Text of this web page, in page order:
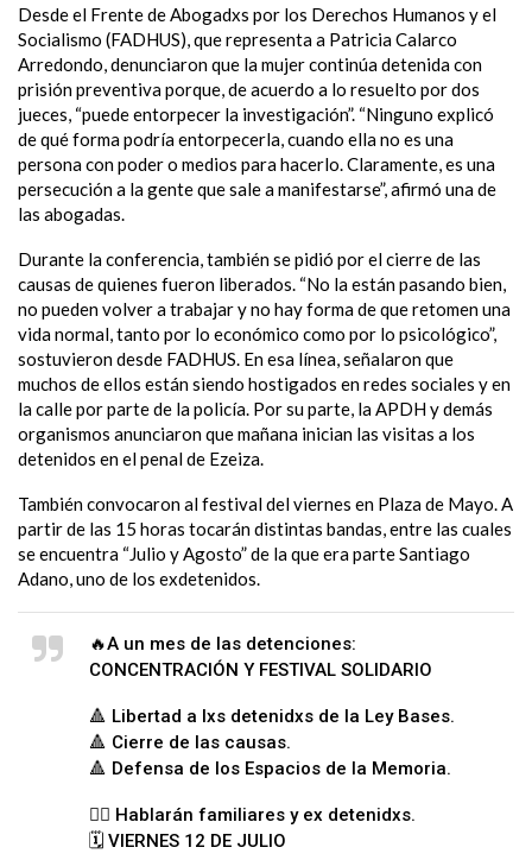
Desde el Frente de Abogadxs por los Derechos Humanos y el
Socialismo (FADHUS), que representa a Patricia Calarco
Arredondo, denunciaron que la mujer continúa detenida con
prisión preventiva porque, de acuerdo a lo resuelto por dos
jueces, “puede entorpecer la investigación”. “Ninguno explicó
de qué forma podría entorpecerla, cuando ella no es una
persona con poder o medios para hacerlo. Claramente, es una
persecución a la gente que sale a manifestarse”, afirmó una de
las abogadas.
Durante la conferencia, también se pidió por el cierre de las
causas de quienes fueron liberados. “No la están pasando bien,
no pueden volver a trabajar y no hay forma de que retomen una
vida normal, tanto por lo económico como por lo psicológico”,
sostuvieron desde FADHUS. En esa línea, señalaron que
muchos de ellos están siendo hostigados en redes sociales y en
la calle por parte de la policía. Por su parte, la APDH y demás
organismos anunciaron que mañana inician las visitas a los
detenidos en el penal de Ezeiza.
También convocaron al festival del viernes en Plaza de Mayo. A
partir de las 15 horas tocarán distintas bandas, entre las cuales
se encuentra “Julio y Agosto” de la que era parte Santiago
Adano, uno de los exdetenidos.
🔥A un mes de las detenciones:
CONCENTRACIÓN Y FESTIVAL SOLIDARIO
🔺 Libertad a lxs detenidxs de la Ley Bases.
🔺 Cierre de las causas.
🔺 Defensa de los Espacios de la Memoria.
✊🏼 Hablarán familiares y ex detenidxs.
🗓️ VIERNES 12 DE JULIO